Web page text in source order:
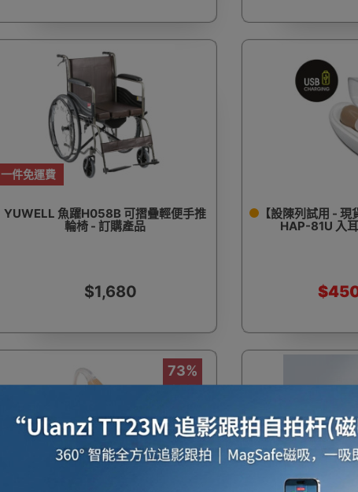
一件免運費
YUWELL 魚躍H058B 可摺疊輕便手推
輪椅 - 訂購產品
$1,680
【設陳列試用 -
HAP-81U 入
73%
OFF
一件免運費